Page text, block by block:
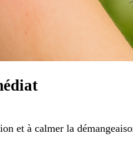
et à calmer la